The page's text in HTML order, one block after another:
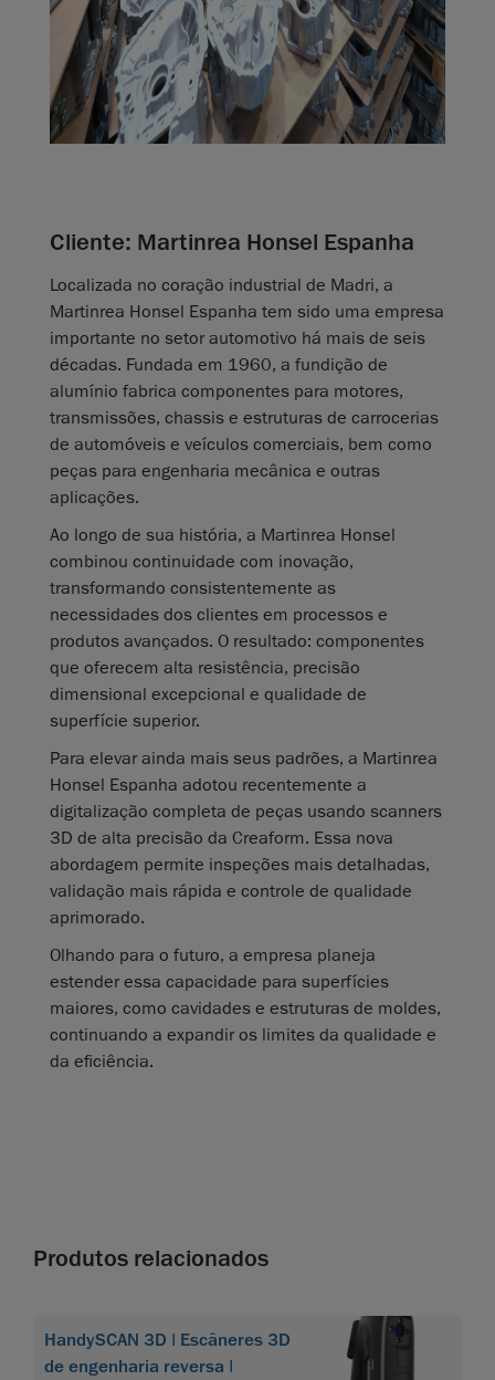
Cliente: Martinrea Honsel Espanha
Localizada no coração industrial de Madri, a
Martinrea Honsel Espanha tem sido uma empresa
importante no setor automotivo há mais de seis
décadas. Fundada em 1960, a fundição de
alumínio fabrica componentes para motores,
transmissões, chassis e estruturas de carrocerias
de automóveis e veículos comerciais, bem como
peças para engenharia mecânica e outras
aplicações.
Ao longo de sua história, a Martinrea Honsel
combinou continuidade com inovação,
transformando consistentemente as
necessidades dos clientes em processos e
produtos avançados. O resultado: componentes
que oferecem alta resistência, precisão
dimensional excepcional e qualidade de
superfície superior.
Para elevar ainda mais seus padrões, a Martinrea
Honsel Espanha adotou recentemente a
digitalização completa de peças usando scanners
3D de alta precisão da Creaform. Essa nova
abordagem permite inspeções mais detalhadas,
validação mais rápida e controle de qualidade
aprimorado.
Olhando para o futuro, a empresa planeja
estender essa capacidade para superfícies
maiores, como cavidades e estruturas de moldes,
continuando a expandir os limites da qualidade e
da eficiência.
Produtos relacionados
HandySCAN 3D | Escâneres 3D
de engenharia reversa |